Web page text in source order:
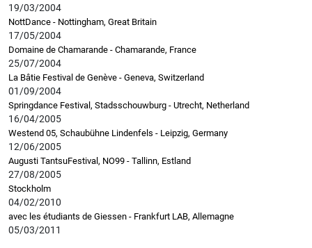
19/03/2004
NottDance - Nottingham, Great Britain
17/05/2004
Domaine de Chamarande - Chamarande, France
25/07/2004
La Bâtie Festival de Genève - Geneva, Switzerland
01/09/2004
Springdance Festival, Stadsschouwburg - Utrecht, Netherland
16/04/2005
Westend 05, Schaubühne Lindenfels - Leipzig, Germany
12/06/2005
Augusti TantsuFestival, NO99 - Tallinn, Estland
27/08/2005
Stockholm
04/02/2010
avec les étudiants de Giessen - Frankfurt LAB, Allemagne
05/03/2011